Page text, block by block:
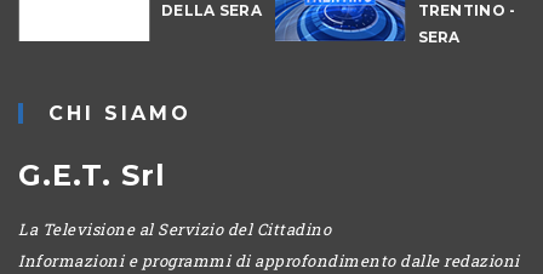
DELLA SERA
TRENTINO -
SERA
CHI SIAMO
G.E.T. Srl
La Televisione al Servizio del Cittadino
Informazioni e programmi di approfondimento dalle redazioni